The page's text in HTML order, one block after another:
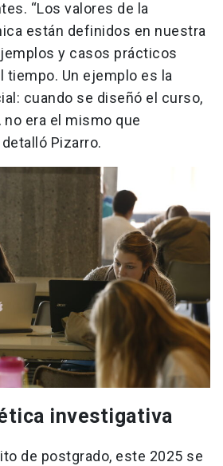
“Los valores de la
están definidos en nuestra
y casos prácticos
tiempo. Un ejemplo es la
cuando se diseñó el curso,
era el mismo que
Pizarro.
investigativa
de postgrado, este 2025 se